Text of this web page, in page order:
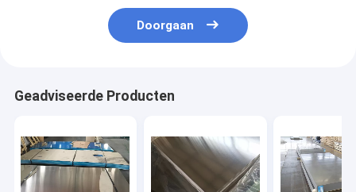
Doorgaan
Geadviseerde Producten